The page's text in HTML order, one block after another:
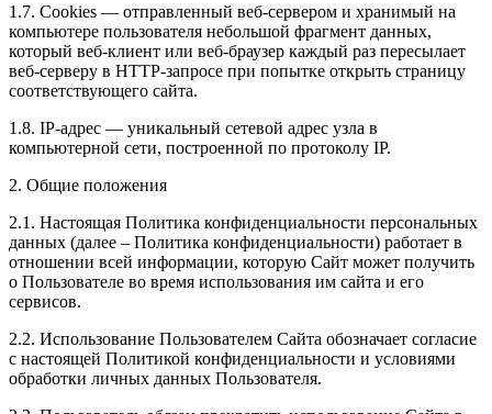
1.7. Cookies — отправленный веб-сервером и хранимый на
компьютере пользователя небольшой фрагмент данных,
который веб-клиент или веб-браузер каждый раз пересылает
веб-серверу в HTTP-запросе при попытке открыть страницу
соответствующего сайта.
1.8. IP-адрес — уникальный сетевой адрес узла в
компьютерной сети, построенной по протоколу IP.
2. Общие положения
2.1. Настоящая Политика конфиденциальности персональных
данных (далее – Политика конфиденциальности) работает в
отношении всей информации, которую Сайт может получить
о Пользователе во время использования им сайта и его
сервисов.
2.2. Использование Пользователем Сайта обозначает согласие
с настоящей Политикой конфиденциальности и условиями
обработки личных данных Пользователя.